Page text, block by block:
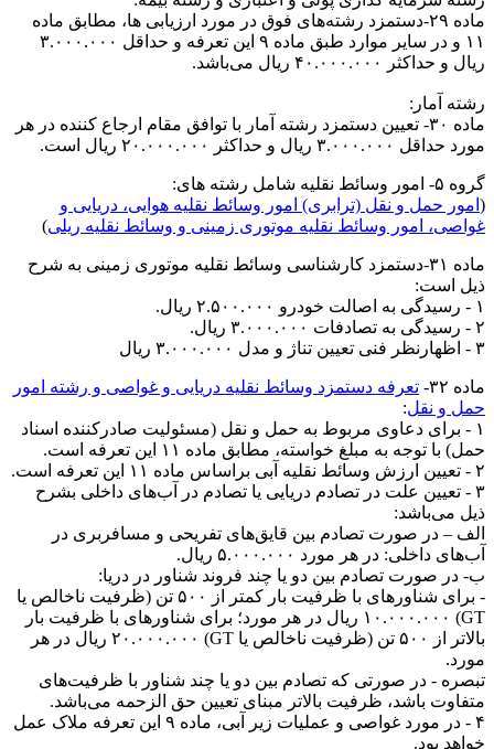
ماده ۲۹-دستمزد رشته‌های فوق در مورد ارزیابی ها، مطابق ماده
۱۱ و در سایر موارد طبق ماده ۹ این تعرفه و حداقل ۳.۰۰۰.۰۰۰
ریال و حداکثر ۴۰.۰۰۰.۰۰۰ ریال می‌باشد.
رشته آمار:
ماده ۳۰- تعیین دستمزد رشته آمار با توافق مقام ارجاع کننده در هر
مورد حداقل ۳.۰۰۰.۰۰۰ ریال و حداکثر ۲۰.۰۰۰.۰۰۰ ریال است.
گروه ۵- امور وسائط نقلیه شامل رشته های:
( امور حمل و نقل (ترابری) امور وسائط نقلیه هوایی، دریایی و
غواصی، امور وسائط نقلیه موتوری زمینی و وسائط نقلیه ریلی)
ماده ۳۱-دستمزد کارشناسی وسائط نقلیه موتوری زمینی به شرح
ذیل است:
۱ - رسیدگی به اصالت خودرو ۲.۵۰۰.۰۰۰ ریال.
۲ - رسیدگی به تصادفات ۳.۰۰۰.۰۰۰ ریال.
۳ - اظهارنظر فنی تعیین تناژ و مدل ۳.۰۰۰.۰۰۰ ریال
ماده ۳۲-
تعرفه دستمزد وسائط نقلیه دریایی و غواصی و رشته امور
حمل و نقل:
۱ - برای دعاوی مربوط به حمل و نقل (مسئولیت صادرکننده اسناد
حمل) با توجه به مبلغ خواسته، مطابق ماده ۱۱ این تعرفه است.
۲ - تعیین ارزش وسائط نقلیه آبی براساس ماده ۱۱ این تعرفه است.
۳ - تعیین علت در تصادم دریایی یا تصادم در آب‌های داخلی بشرح
ذیل می‌باشد:
الف – در صورت تصادم بین قایق‌های تفریحی و مسافربری در
آب‌های داخلی: در هر مورد ۵.۰۰۰.۰۰۰ ریال.
ب- در صورت تصادم بین دو یا چند فروند شناور در دریا:
- برای شناور‌های با ظرفیت بار کمتر از ۵۰۰ تن (ظرفیت ناخالص یا
GT) ۱۰.۰۰۰.۰۰۰ ریال در هر مورد؛ برای شناور‌های با ظرفیت بار
بالاتر از ۵۰۰ تن (ظرفیت ناخالص یا GT) ۲۰.۰۰۰.۰۰۰ ریال در هر
مورد.
تبصره - در صورتی که تصادم بین دو یا چند شناور با ظرفیت‌های
متفاوت باشد، ظرفیت بالاتر مبنای تعیین حق الزحمه می‌باشد.
۴ - در مورد غواصی و عملیات زیر آبی، ماده ۹ این تعرفه ملاک عمل
خواهد بود.